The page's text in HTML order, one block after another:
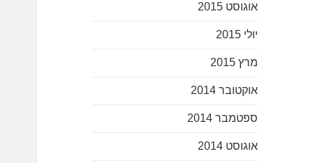
אוגוסט 2015
יולי 2015
מרץ 2015
אוקטובר 2014
ספטמבר 2014
אוגוסט 2014